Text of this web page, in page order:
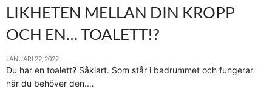
LIKHETEN MELLAN DIN KROPP
OCH EN… TOALETT!?
JANUARI 22, 2022
Du har en toalett? Såklart. Som står i badrummet och fungerar
när du behöver den.…